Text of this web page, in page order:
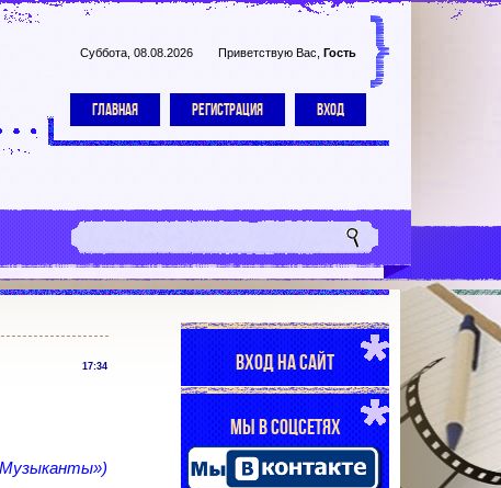
Суббота, 08.08.2026 Приветствую Вас Гость
ГЛАВНАЯ РЕГИСТРАЦИЯ ВХОД
17:34 ВХОД НА САЙТ
МЫ В СОЦСЕТЯХ